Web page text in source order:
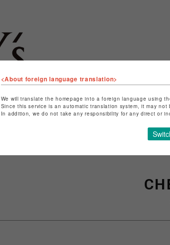
<About foreign language translation>
We will translate the homepage into a foreign language using
Since this service is an automatic translation system, it may
In addition, we do not take any responsibility for any direct or